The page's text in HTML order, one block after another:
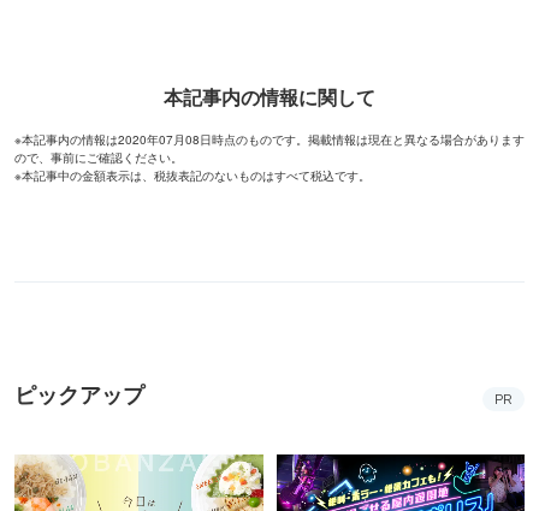
本記事内の情報に関して
※本記事内の情報は2020年07月08日時点のものです。掲載情報は現在と異なる場合があります
ので、事前にご確認ください。
※本記事中の金額表示は、税抜表記のないものはすべて税込です。
ピックアップ PR